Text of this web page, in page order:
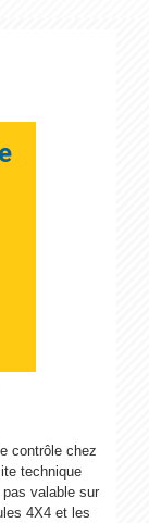
contrôle chez
technique
valable sur
4X4 et les